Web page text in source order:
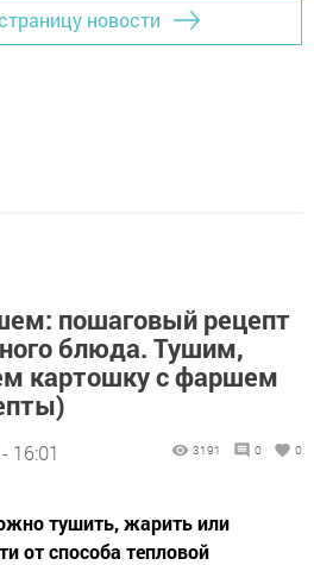
новости
пошаговый рецепт
блюда. Тушим,
картошку с фаршем
16:01 3191 0 0
тушить, жарить или
от способа тепловой